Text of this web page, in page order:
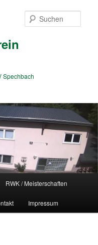
Spechbach
RWK / Meisterschaften
Impressum